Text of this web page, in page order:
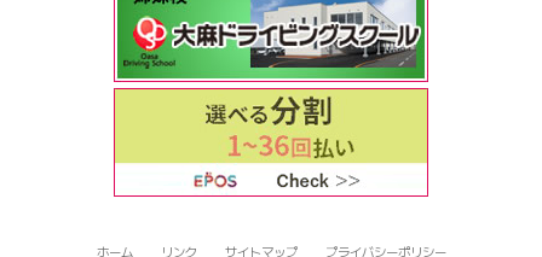
ホーム リンク サイトマップ プライバシーポリシー